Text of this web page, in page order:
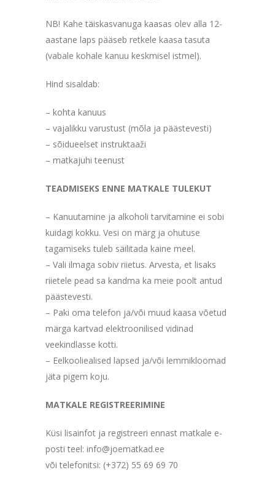
NB! Kahe täiskasvanuga kaasas olev alla 12-
aastane laps pääseb retkele kaasa tasuta
(vabale kohale kanuu keskmisel istmel).
Hind sisaldab:
– kohta kanuus
– vajalikku varustust (mõla ja päästevesti)
– sõidueelset instruktaaži
– matkajuhi teenust
TEADMISEKS ENNE MATKALE TULEKUT
– Kanuutamine ja alkoholi tarvitamine ei sobi
kuidagi kokku. Vesi on märg ja ohutuse
tagamiseks tuleb säilitada kaine meel.
– Vali ilmaga sobiv riietus. Arvesta, et lisaks
riietele pead sa kandma ka meie poolt antud
päästevesti.
– Paki oma telefon ja/või muud kaasa võetud
märga kartvad elektroonilised vidinad
veekindlasse kotti.
– Eelkooliealised lapsed ja/või lemmikloomad
jäta pigem koju.
MATKALE REGISTREERIMINE
Küsi lisainfot ja registreeri ennast matkale e-
posti teel: info@joematkad.ee
või telefonitsi: (+372) 55 69 69 70